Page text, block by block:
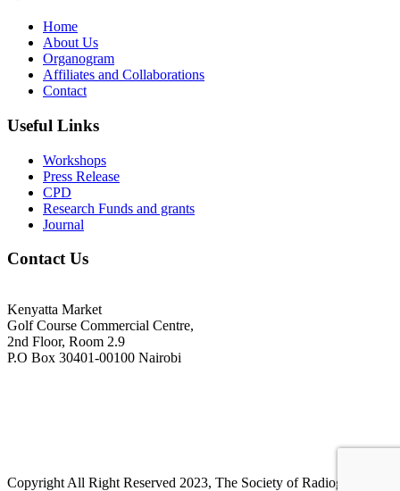
Home
About Us
Organogram
Affiliates and Collaborations
Contact
Useful Links
Workshops
Press Release
CPD
Research Funds and grants
Journal
Contact Us
Kenyatta Market
Golf Course Commercial Centre,
2nd Floor, Room 2.9
P.O Box 30401-00100 Nairobi
Copyright All Right Reserved 2023, The Society of Radiography in